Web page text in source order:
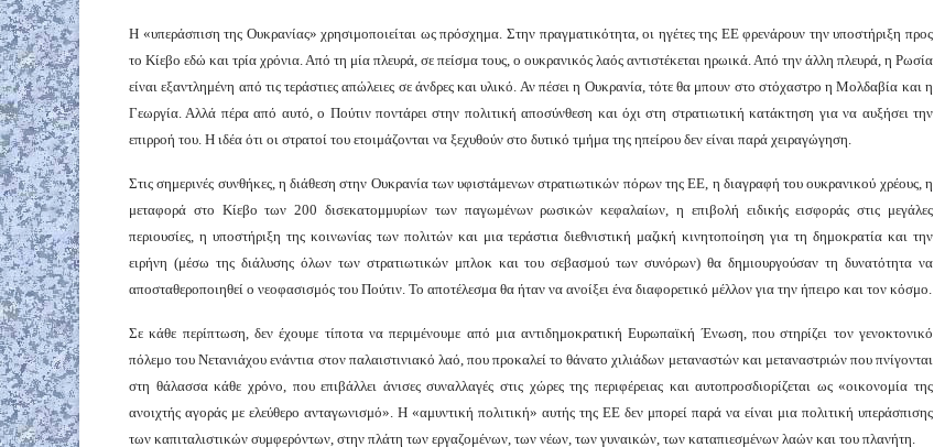
Η «υπεράσπιση της Ουκρανίας» χρησιμοποιείται ως πρόσχημα. Στην πραγματικότητα, οι ηγέτες της ΕΕ φρενάρουν την υποστήριξη προς
το Κίεβο εδώ και τρία χρόνια. Από τη μία πλευρά, σε πείσμα τους, ο ουκρανικός λαός αντιστέκεται ηρωικά. Από την άλλη πλευρά, η Ρωσία
είναι εξαντλημένη από τις τεράστιες απώλειες σε άνδρες και υλικό. Αν πέσει η Ουκρανία, τότε θα μπουν στο στόχαστρο η Μολδαβία και η
Γεωργία. Αλλά πέρα από αυτό, ο Πούτιν ποντάρει στην πολιτική αποσύνθεση και όχι στη στρατιωτική κατάκτηση για να αυξήσει την
επιρροή του. Η ιδέα ότι οι στρατοί του ετοιμάζονται να ξεχυθούν στο δυτικό τμήμα της ηπείρου δεν είναι παρά χειραγώγηση.
Στις σημερινές συνθήκες, η διάθεση στην Ουκρανία των υφιστάμενων στρατιωτικών πόρων της ΕΕ, η διαγραφή του ουκρανικού χρέους, η
μεταφορά στο Κίεβο των 200 δισεκατομμυρίων των παγωμένων ρωσικών κεφαλαίων, η επιβολή ειδικής εισφοράς στις μεγάλες
περιουσίες, η υποστήριξη της κοινωνίας των πολιτών και μια τεράστια διεθνιστική μαζική κινητοποίηση για τη δημοκρατία και την
ειρήνη (μέσω της διάλυσης όλων των στρατιωτικών μπλοκ και του σεβασμού των συνόρων) θα δημιουργούσαν τη δυνατότητα να
αποσταθεροποιηθεί ο νεοφασισμός του Πούτιν. Το αποτέλεσμα θα ήταν να ανοίξει ένα διαφορετικό μέλλον για την ήπειρο και τον κόσμο.
Σε κάθε περίπτωση, δεν έχουμε τίποτα να περιμένουμε από μια αντιδημοκρατική Ευρωπαϊκή Ένωση, που στηρίζει τον γενοκτονικό
πόλεμο του Νετανιάχου ενάντια στον παλαιστινιακό λαό, που προκαλεί το θάνατο χιλιάδων μεταναστών και μεταναστριών που πνίγονται
στη θάλασσα κάθε χρόνο, που επιβάλλει άνισες συναλλαγές στις χώρες της περιφέρειας και αυτοπροσδιορίζεται ως «οικονομία της
ανοιχτής αγοράς με ελεύθερο ανταγωνισμό». Η «αμυντική πολιτική» αυτής της ΕΕ δεν μπορεί παρά να είναι μια πολιτική υπεράσπισης
των καπιταλιστικών συμφερόντων, στην πλάτη των εργαζομένων, των νέων, των γυναικών, των καταπιεσμένων λαών και του πλανήτη.